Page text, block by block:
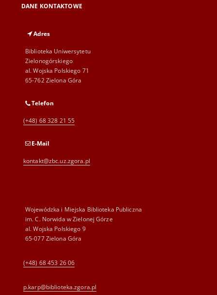
DANE KONTAKTOWE
Adres
Biblioteka Uniwersytetu
Zielonogórskiego
al. Wojska Polskiego 71
65-762 Zielona Góra
Telefon
(+48) 68 328 21 55
E-Mail
kontakt@zbc.uz.zgora.pl
Wojewódzka i Miejska Biblioteka Publiczna
im. C. Norwida w Zielonej Górze
al. Wojska Polskiego 9
65-077 Zielona Góra
(+48) 68 453 26 06
p.karp@biblioteka.zgora.pl